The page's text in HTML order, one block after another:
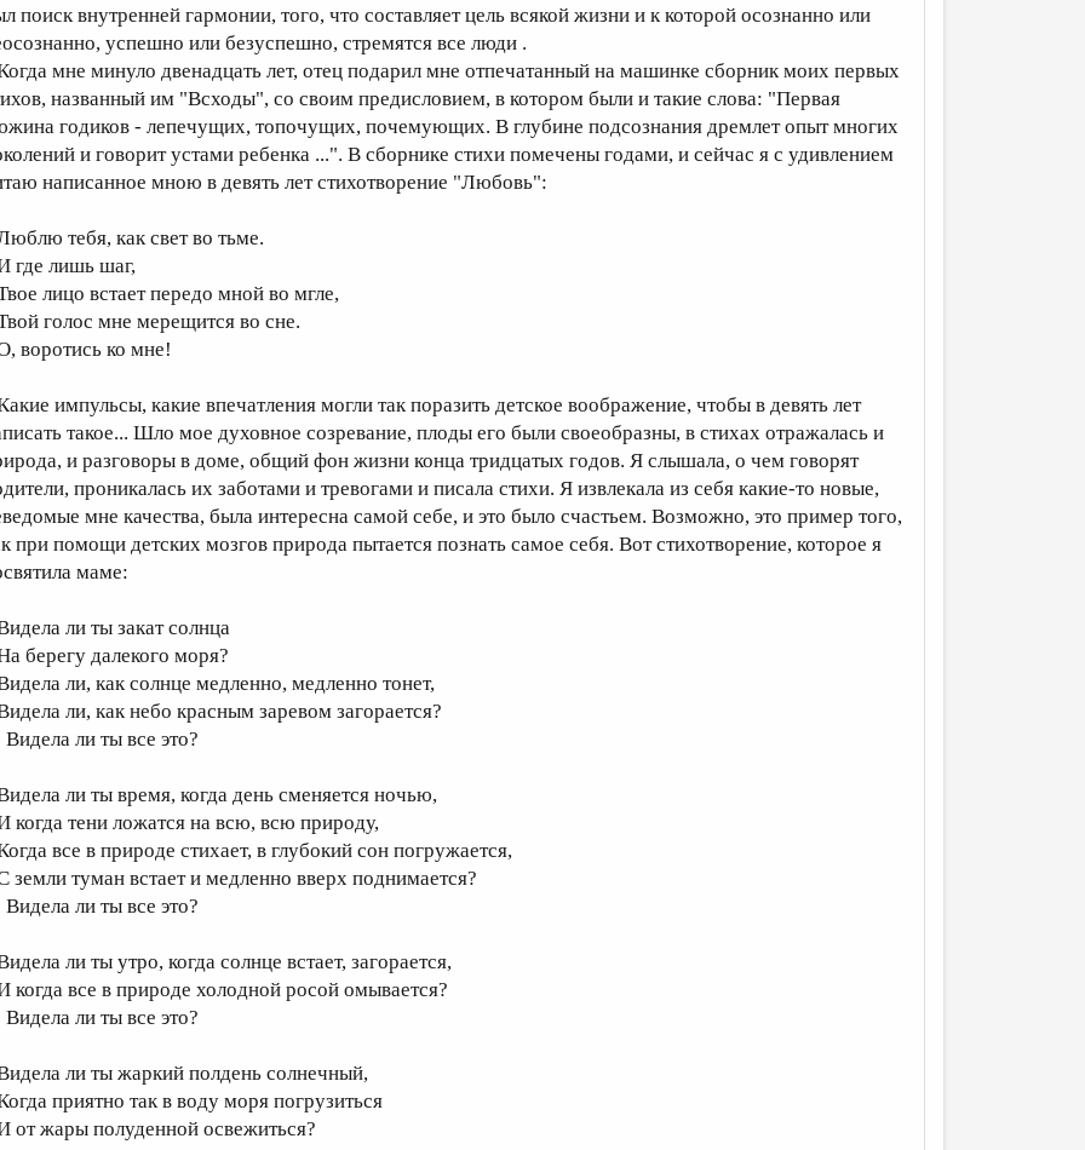
поиск внутренней гармонии, того, что составляет цель всякой жизни и к которой осознанно или
успешно или безуспешно, стремятся все люди .
мне минуло двенадцать лет, отец подарил мне отпечатанный на машинке сборник моих первых
названный им "Всходы", со своим предисловием, в котором были и такие слова: "Первая
годиков - лепечущих, топочущих, почемующих. В глубине подсознания дремлет опыт многих
и говорит устами ребенка ...". В сборнике стихи помечены годами, и сейчас я с удивлением
написанное мною в девять лет стихотворение "Любовь":
тебя, как свет во тьме.
где лишь шаг,
лицо встает передо мной во мгле,
голос мне мерещится во сне.
воротись ко мне!
импульсы, какие впечатления могли так поразить детское воображение, чтобы в девять лет
такое... Шло мое духовное созревание, плоды его были своеобразны, в стихах отражалась и
и разговоры в доме, общий фон жизни конца тридцатых годов. Я слышала, о чем говорят
проникалась их заботами и тревогами и писала стихи. Я извлекала из себя какие-то новые,
мне качества, была интересна самой себе, и это было счастьем. Возможно, это пример того,
при помощи детских мозгов природа пытается познать самое себя. Вот стихотворение, которое я
маме:
ли ты закат солнца
берегу далекого моря?
ли, как солнце медленно, медленно тонет,
ли, как небо красным заревом загорается?
ли ты все это?
ли ты время, когда день сменяется ночью,
когда тени ложатся на всю, всю природу,
все в природе стихает, в глубокий сон погружается,
земли туман встает и медленно вверх поднимается?
ли ты все это?
ли ты утро, когда солнце встает, загорается,
когда все в природе холодной росой омывается?
ли ты все это?
ли ты жаркий полдень солнечный,
приятно так в воду моря погрузиться
от жары полуденной освежиться?